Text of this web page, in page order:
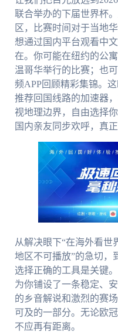
联合举办的下届世界杯
区，比赛时间对于当地
想通过国内平台观看中
在。你可能在纽约的公
温哥华举行的比赛；也
频APP回顾精彩集锦。
推荐回国线路的加速器
视地理边界，自由选择
国内亲友同步欢呼，真
从解决眼下“在海外看世
地区不可播放”的急切，
选择正确的工具是关键
为你铺设了一条稳定、
的乡音解说和激烈的赛
可及的一部分。无论欧
不应再有距离。